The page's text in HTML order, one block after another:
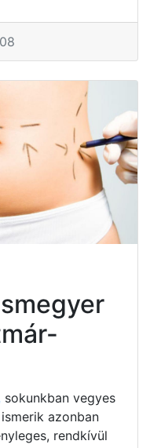
sokunkban vegyes
azonban
rendkívül